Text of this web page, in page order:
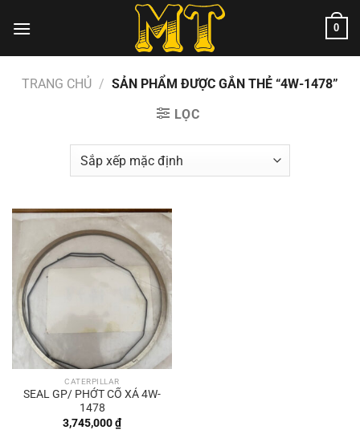
đến
0
TRANG CHỦ / SẢN PHẨM ĐƯỢC GẮN THẺ “4W-1478”
LỌC
CATERPILLAR
SEAL GP/ PHỚT CỔ XẢ 4W-
1478
3,745,000₫